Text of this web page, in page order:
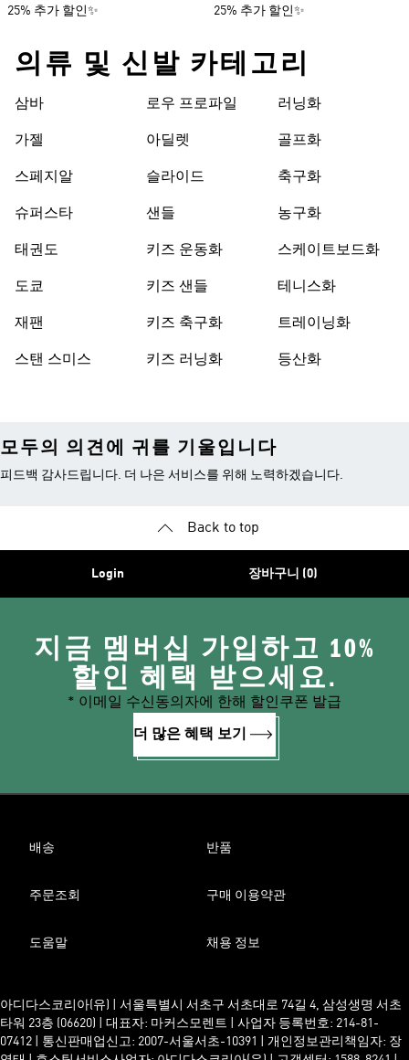
25% 추가 할인✨
25% 추가 할인✨
의류 및 신발 카테고리
삼바
가젤
스페지알
슈퍼스타
태권도
도쿄
재팬
스탠 스미스
로우 프로파일
아딜렛
슬라이드
샌들
키즈 운동화
키즈 샌들
키즈 축구화
키즈 러닝화
러닝화
골프화
축구화
농구화
스케이트보드화
테니스화
트레이닝화
등산화
모두의 의견에 귀를 기울입니다
피드백 감사드립니다. 더 나은 서비스를 위해 노력하겠습니다.
Back to top
Login 장바구니 (0)
지금 멤버십 가입하고 10%
할인 혜택 받으세요.
* 이메일 수신동의자에 한해 할인쿠폰 발급
더 많은 혜택 보기
배송 반품
주문조회 구매 이용약관
도움말 채용 정보
아디다스코리아(유) | 서울특별시 서초구 서초대로 74길 4, 삼성생명 서초
타워 23층 (06620) | 대표자: 마커스모렌트 | 사업자 등록번호: 214-81-
07412 | 통신판매업신고: 2007-서울서초-10391 | 개인정보관리책임자: 장